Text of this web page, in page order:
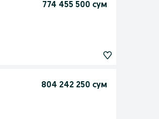
774 455 500 сум
804 242 250 сум